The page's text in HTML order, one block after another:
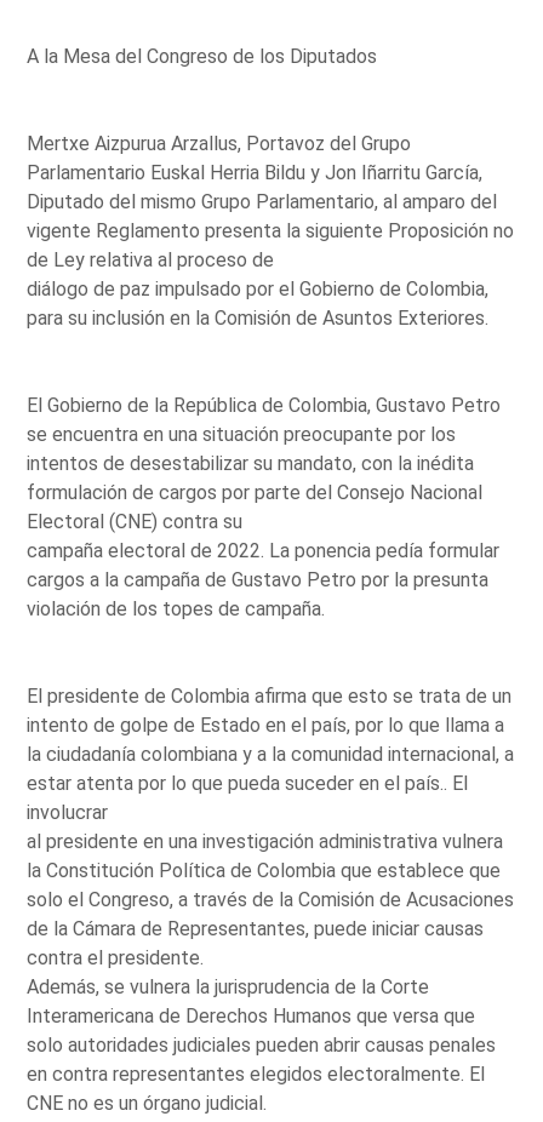
A la Mesa del Congreso de los Diputados
Mertxe Aizpurua Arzallus, Portavoz del Grupo
Parlamentario Euskal Herria Bildu y Jon Iñarritu García,
Diputado del mismo Grupo Parlamentario, al amparo del
vigente Reglamento presenta la siguiente Proposición no
de Ley relativa al proceso de
diálogo de paz impulsado por el Gobierno de Colombia,
para su inclusión en la Comisión de Asuntos Exteriores.
El Gobierno de la República de Colombia, Gustavo Petro
se encuentra en una situación preocupante por los
intentos de desestabilizar su mandato, con la inédita
formulación de cargos por parte del Consejo Nacional
Electoral (CNE) contra su
campaña electoral de 2022. La ponencia pedía formular
cargos a la campaña de Gustavo Petro por la presunta
violación de los topes de campaña.
El presidente de Colombia afirma que esto se trata de un
intento de golpe de Estado en el país, por lo que llama a
la ciudadanía colombiana y a la comunidad internacional, a
estar atenta por lo que pueda suceder en el país.. El
involucrar
al presidente en una investigación administrativa vulnera
la Constitución Política de Colombia que establece que
solo el Congreso, a través de la Comisión de Acusaciones
de la Cámara de Representantes, puede iniciar causas
contra el presidente.
Además, se vulnera la jurisprudencia de la Corte
Interamericana de Derechos Humanos que versa que
solo autoridades judiciales pueden abrir causas penales
en contra representantes elegidos electoralmente. El
CNE no es un órgano judicial.